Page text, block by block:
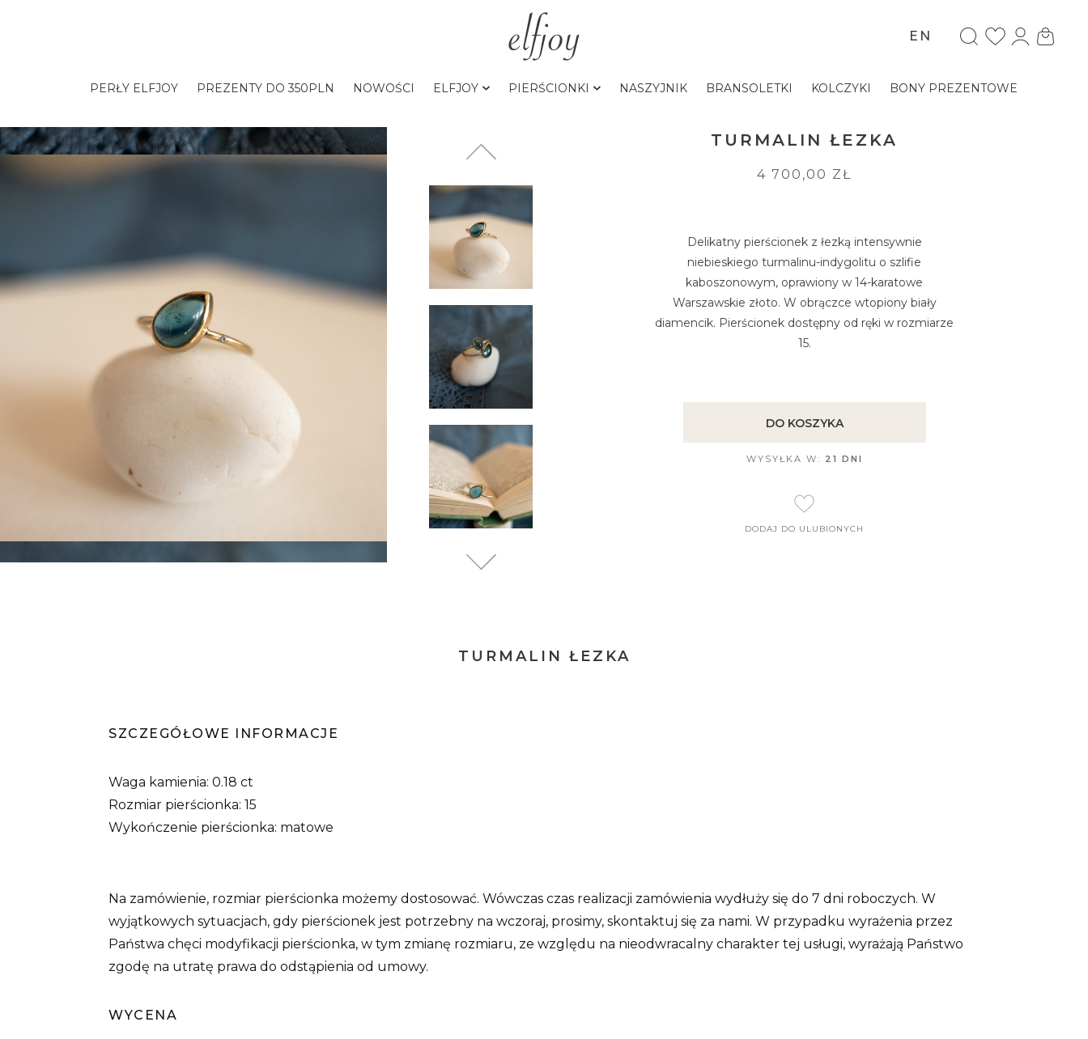
EN
PERŁY ELFJOY PREZENTY DO 350PLN NOWOŚCI ELFJOY PIERŚCIONKI NASZYJNIK BRANSOLETKI KOLCZYKI BONY PREZENTOWE
TURMALIN ŁEZKA
4 700,00 ZŁ
Delikatny pierścionek z łezką intensywnie
niebieskiego turmalinu-indygolitu o szlifie
kaboszonowym, oprawiony w 14-karatowe
Warszawskie złoto. W obrączce wtopiony biały
diamencik. Pierścionek dostępny od ręki w rozmiarze
15.
DO KOSZYKA
WYSYŁKA W: 21 DNI
DODAJ DO ULUBIONYCH
TURMALIN ŁEZKA
SZCZEGÓŁOWE INFORMACJE
Waga kamienia: 0.18 ct
Rozmiar pierścionka: 15
Wykończenie pierścionka: matowe
Na zamówienie, rozmiar pierścionka możemy dostosować. Wówczas czas realizacji zamówienia wydłuży się do 7 dni roboczych. W
wyjątkowych sytuacjach, gdy pierścionek jest potrzebny na wczoraj, prosimy, skontaktuj się za nami. W przypadku wyrażenia przez
Państwa chęci modyfikacji pierścionka, w tym zmianę rozmiaru, ze względu na nieodwracalny charakter tej usługi, wyrażają Państwo
zgodę na utratę prawa do odstąpienia od umowy.
WYCENA